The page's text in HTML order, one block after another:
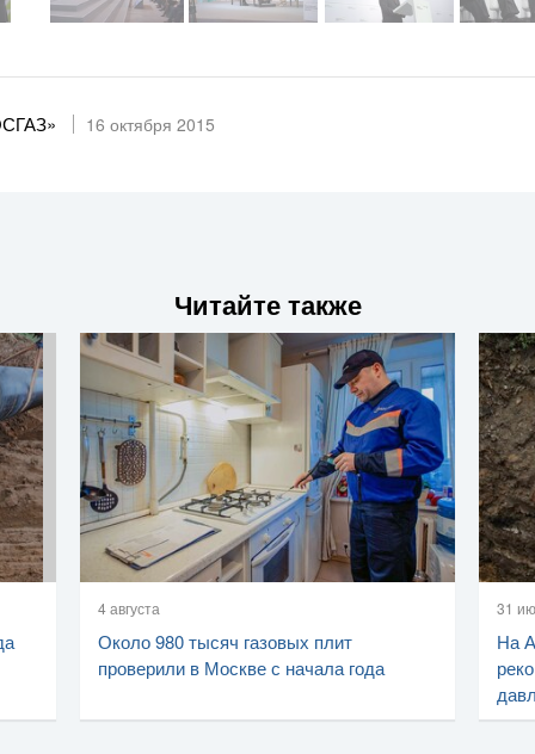
16 октября 2015
Читайте также
4 августа
Около 980 тысяч газовых плит
проверили в Москве с начала года
31
На